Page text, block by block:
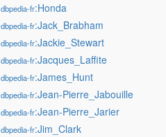
dbpedia-fr:Honda
dbpedia-fr:Jack_Brabham
dbpedia-fr:Jackie_Stewart
dbpedia-fr:Jacques_Laffite
dbpedia-fr:James_Hunt
dbpedia-fr:Jean-Pierre_Jabouille
dbpedia-fr:Jean-Pierre_Jarier
dbpedia-fr:Jim_Clark